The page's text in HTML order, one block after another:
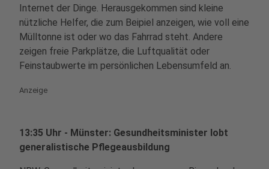
Internet der Dinge. Herausgekommen sind kleine
nützliche Helfer, die zum Beipiel anzeigen, wie voll eine
Mülltonne ist oder wo das Fahrrad steht. Andere
zeigen freie Parkplätze, die Luftqualität oder
Feinstaubwerte im persönlichen Lebensumfeld an.
Anzeige
13:35 Uhr - Münster: Gesundheitsminister lobt
generalistische Pflegeausbildung